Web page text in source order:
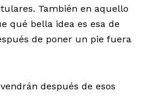
También en aquello
qué bella idea es esa de
de poner un pie fuera
después de esos